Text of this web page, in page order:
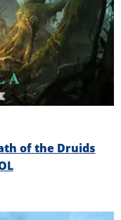
of the Druids